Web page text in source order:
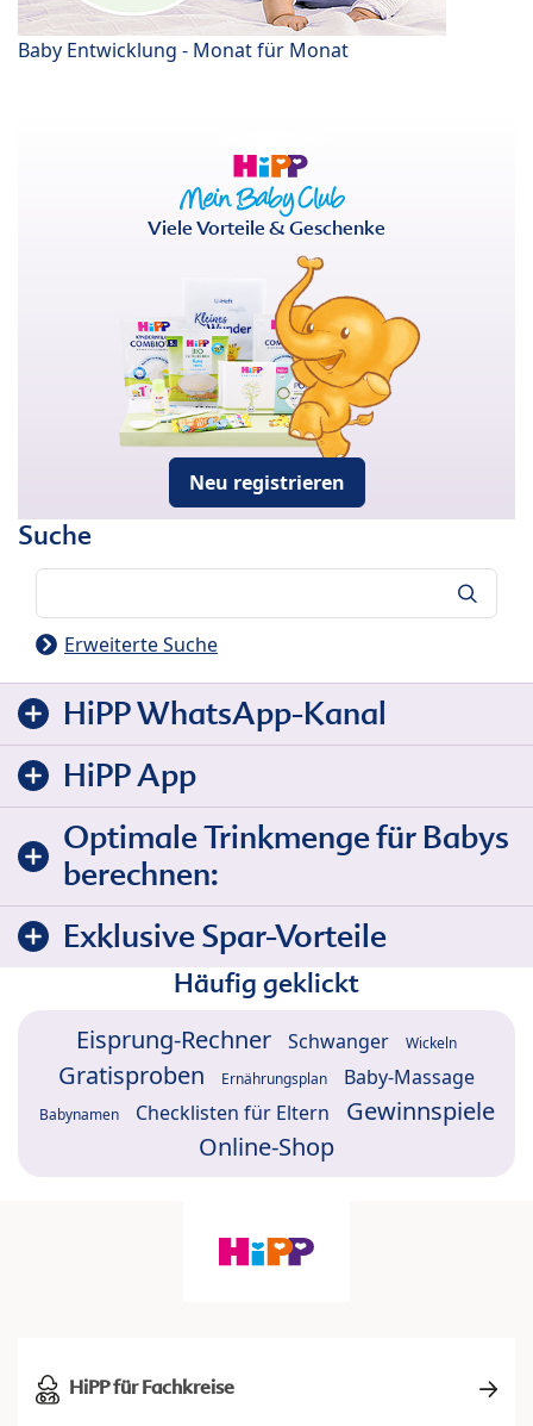
Baby Entwicklung - Monat für Monat
Viele Vorteile & Geschenke
Neu registrieren
Suche
Erweiterte Suche
HiPP WhatsApp-Kanal
HiPP App
Optimale Trinkmenge für Babys
berechnen:
Exklusive Spar-Vorteile
Häufig geklickt
Eisprung-Rechner Schwanger Wickeln
Gratisproben Ernährungsplan Baby-Massage
Babynamen Checklisten für Eltern
Gewinnspiele
Online-Shop
HiPP für Fachkreise